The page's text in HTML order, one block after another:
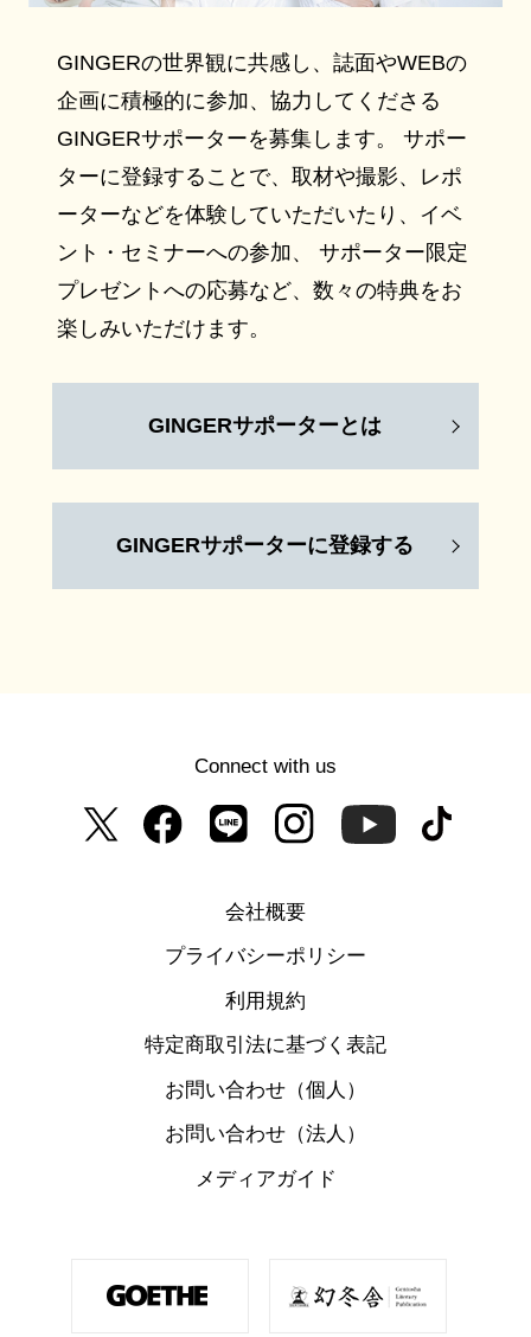
GINGERの世界観に共感し、誌面やWEBの
企画に積極的に参加、協力してくださる
GINGERサポーターを募集します。 サポー
ターに登録することで、取材や撮影、レポ
ーターなどを体験していただいたり、イベ
ント・セミナーへの参加、 サポーター限定
プレゼントへの応募など、数々の特典をお
楽しみいただけます。
GINGERサポーターとは
GINGERサポーターに登録する
Connect with us
会社概要
プライバシーポリシー
利用規約
特定商取引法に基づく表記
お問い合わせ（個人）
お問い合わせ（法人）
メディアガイド